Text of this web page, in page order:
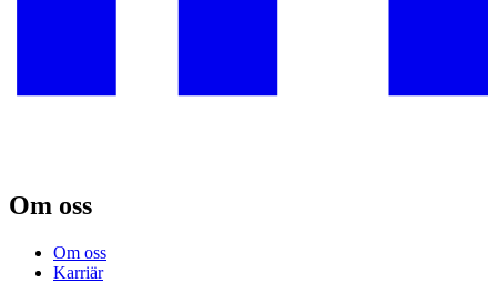
Om oss
Om oss
Karriär